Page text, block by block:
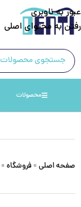
عبور به ناوبری
رفتن به محتوای اصلی
محصولات
صفحه اصلی » فروشگاه »